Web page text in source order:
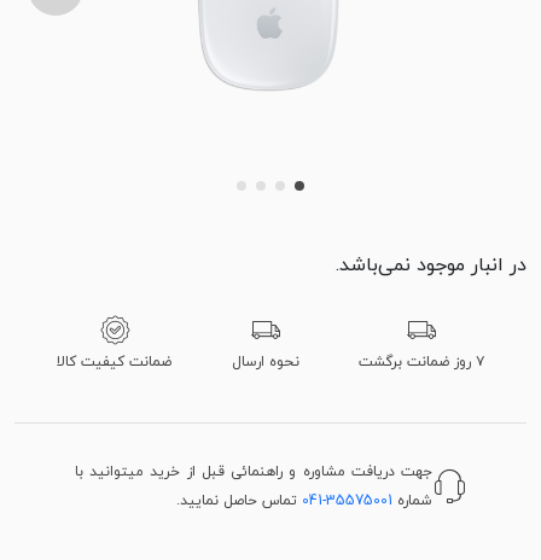
در انبار موجود نمی‌باشد.
۷ روز ضمانت برگشت نحوه ارسال ضمانت کیفیت کالا
جهت دریافت مشاوره و راهنمائی قبل از خرید میتوانید با
شماره 041-35575001 تماس حاصل نمایید.